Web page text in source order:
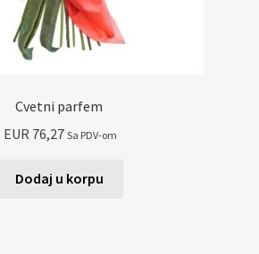
Cvetni parfem
EUR 76,27 Sa PDV-om
Dodaj u korpu